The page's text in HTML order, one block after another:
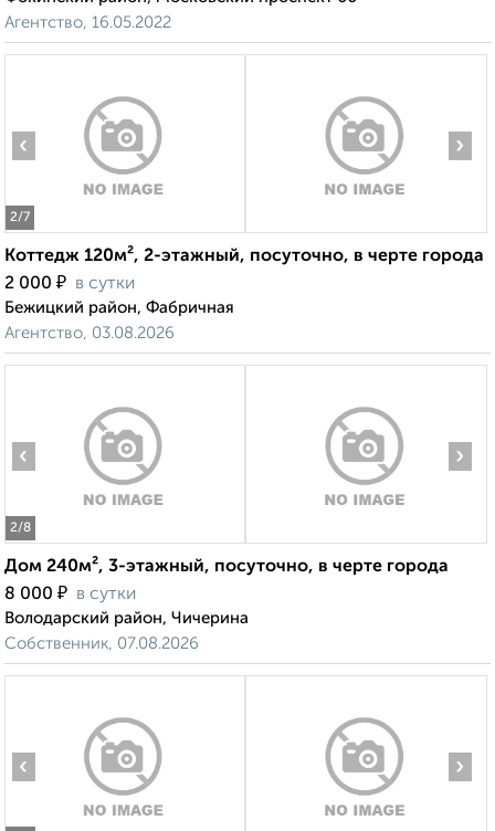
Агентство, 16.05.2022
2/7
‹ ›
Коттедж 120м², 2-этажный, посуточно, в черте города
2 000 ₽ в сутки
Бежицкий район, Фабричная
Агентство, 03.08.2026
2/8
‹ ›
Дом 240м², 3-этажный, посуточно, в черте города
8 000 ₽ в сутки
Володарский район, Чичерина
Собственник, 07.08.2026
‹ ›